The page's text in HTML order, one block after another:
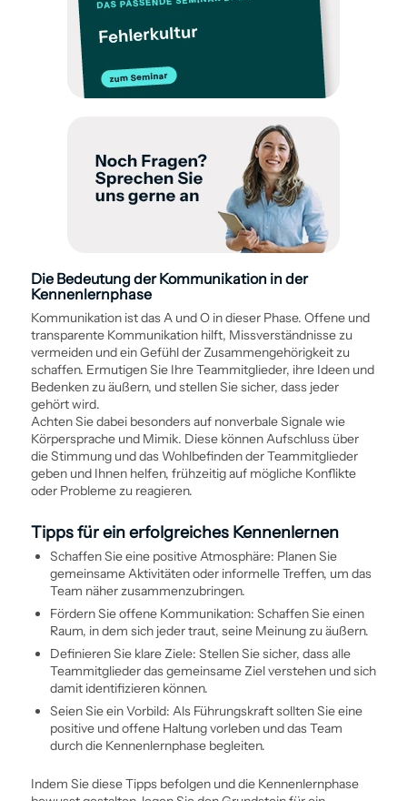
Die Bedeutung der Kommunikation in der
Kennenlernphase
Kommunikation ist das A und O in dieser Phase. Offene und
transparente Kommunikation hilft, Missverständnisse zu
vermeiden und ein Gefühl der Zusammengehörigkeit zu
schaffen. Ermutigen Sie Ihre Teammitglieder, ihre Ideen und
Bedenken zu äußern, und stellen Sie sicher, dass jeder
gehört wird.
Achten Sie dabei besonders auf nonverbale Signale wie
Körpersprache und Mimik. Diese können Aufschluss über
die Stimmung und das Wohlbefinden der Teammitglieder
geben und Ihnen helfen, frühzeitig auf mögliche Konflikte
oder Probleme zu reagieren.
Tipps für ein erfolgreiches Kennenlernen
Schaffen Sie eine positive Atmosphäre: Planen Sie
gemeinsame Aktivitäten oder informelle Treffen, um das
Team näher zusammenzubringen.
Fördern Sie offene Kommunikation: Schaffen Sie einen
Raum, in dem sich jeder traut, seine Meinung zu äußern.
Definieren Sie klare Ziele: Stellen Sie sicher, dass alle
Teammitglieder das gemeinsame Ziel verstehen und sich
damit identifizieren können.
Seien Sie ein Vorbild: Als Führungs­kraft sollten Sie eine
positive und offene Haltung vorleben und das Team
durch die Kennenlernphase begleiten.
Indem Sie diese Tipps befolgen und die Kennenlernphase